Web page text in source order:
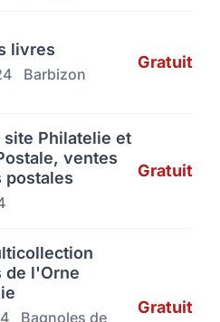
livres
Barbizon
Gratuit
site Philatelie et
ventes
postales
Gratuit
de l'Orne
Bagnoles de
Gratuit